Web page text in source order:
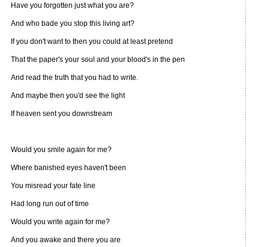
Have you forgotten just what you are?
And who bade you stop this living art?
If you don't want to then you could at least pretend
That the paper's your soul and your blood's in the pen
And read the truth that you had to write.
And maybe then you'd see the light
If heaven sent you downstream
Would you smile again for me?
Where banished eyes haven't been
You misread your fate line
Had long run out of time
Would you write again for me?
And you awake and there you are